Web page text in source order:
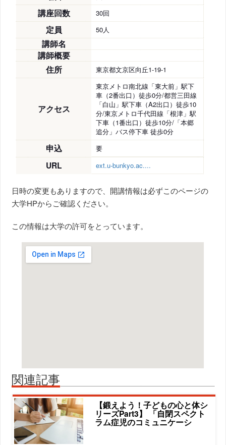
講座回数 30回
定員 50人
講師名
講師概要
住所
東京都文京区向丘1-19-1
アクセス
東京メトロ南北線「東大前」駅下
車（2番出口）徒歩0分/都営三田線
「白山」駅下車（A2出口）徒歩10
分/東京メトロ千代田線「根津」駅
下車（1番出口）徒歩10分/「本郷
追分」バス停下車 徒歩0分
申込 要
URL ext.u-bunkyo.ac....
日時の変更もありますので、開講情報は必ずこのページの
大学HPからご確認ください。
この情報は大学の許可をとっています。
関連記事
【鍛えよう！子どもの心と体シ
リーズPart3】 「自閉スペクト
ラム症児のコミュニケーシ